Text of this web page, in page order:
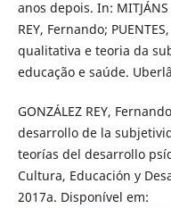
anos depois. In:
REY, Fernando;
qualitativa e teoria da
educação e saúde.
GONZÁLEZ REY,
desarrollo de la
teorías del desarrollo
Cultura, Educación y
2017a. Disponível em: